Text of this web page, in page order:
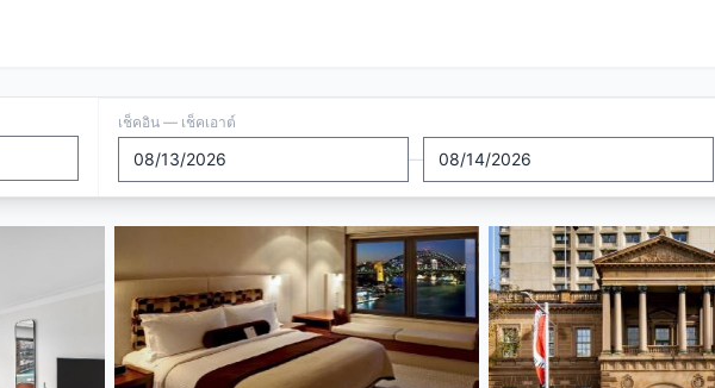
เช็คอิน — เช็คเอาต์
—